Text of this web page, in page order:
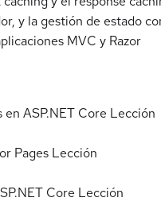
y la gestión de estado
MVC y Razor
en ASP.NET Core Lección
Pages Lección
Core Lección